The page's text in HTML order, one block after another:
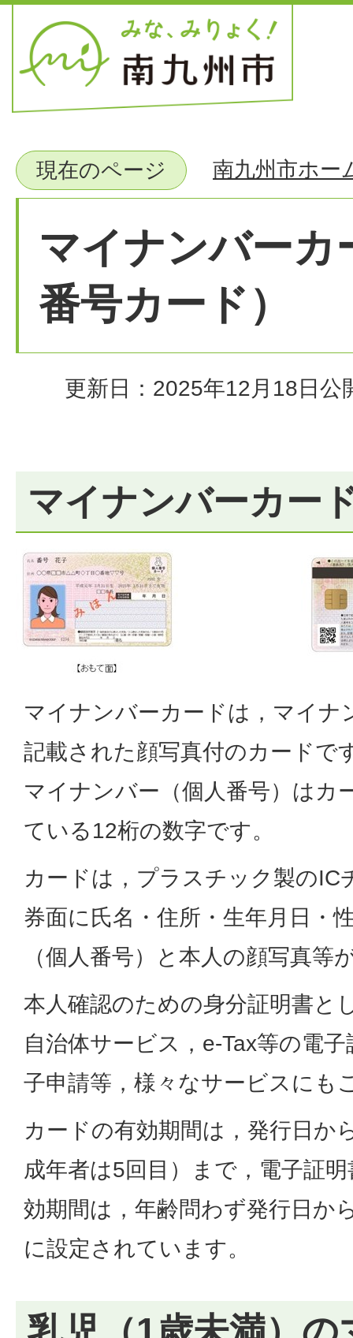
現在のページ 南九州市ホー
マイナンバーカ
番号カード）
更新日：2025年12月18日 公
マイナンバーカー
マイナンバーカードは，マイナ
記載された顔写真付のカードで
マイナンバー（個人番号）はカ
ている12桁の数字です。
カードは，プラスチック製のIC
券面に氏名・住所・生年月日・
（個人番号）と本人の顔写真等
本人確認のための身分証明書と
自治体サービス，e-Tax等の電
子申請等，様々なサービスにも
カードの有効期間は，発行日か
成年者は5回目）まで，電子証
効期間は，年齢問わず発行日か
に設定されています。